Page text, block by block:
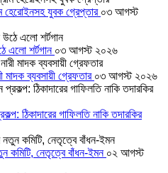
হেরোইনসহ যুবক গ্রেপ্তার ০৩ আগস্ট
এলো শর্টগান ০৩ আগস্ট ২০২৬
মাদক ব্যবসায়ী গ্রেফতার ০৩ আগস্ট ২০২৬
ঠিকাদারের গাফিলতি নাকি তদারকির
কমিটি, নেতৃত্বে বাঁধন-ইমন ০২ আগস্ট